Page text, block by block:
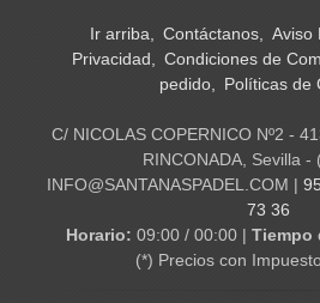
Ir arriba Contáctanos Aviso
Privacidad
Condiciones de
pedido
Políticas de
C/ NICOLAS COPERNICO Nº2 -
RINCONADA, Sevilla -
INFO@SANTANASPADEL.COM |
73 36
Horario: 09:00 / 00:00 | Tiempo
(*) Precios con